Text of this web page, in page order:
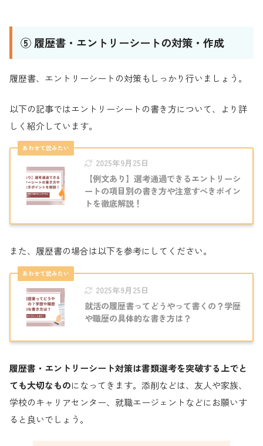
⑤ 履歴書・エントリーシートの対策・作成
履歴書、エントリーシートの対策もしっかり行いましょう。
以下の記事ではエントリーシートの書き方について、より詳
しく紹介しています。
2025年9月25日
【例文あり】選考通過できるエントリーシ
ートの項目別の書き方や注意すべきポイン
トを徹底解説！
また、履歴書の場合は以下を参考にしてください。
2025年9月25日
就活の履歴書ってどうやって書くの？学歴
や職歴の具体的な書き方は？
履歴書・エントリーシート対策は書類選考を突破する上でと
ても大切なものになってきます。添削などは、友人や家族、
学校のキャリアセンター、就職エージェントなどにお願いす
ると良いでしょう。